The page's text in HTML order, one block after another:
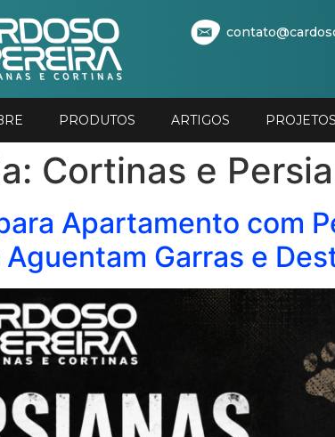
PRODUTOS ARTIGOS PROJETOS
Cortinas e
Apartamento com
Garras e